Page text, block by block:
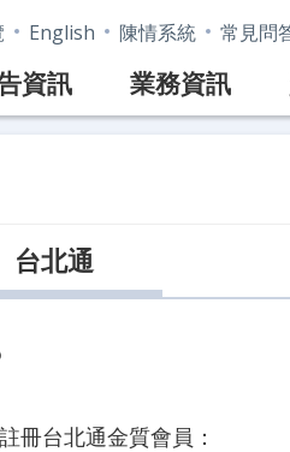
English 陳情系統 常見問
資訊 業務資訊
台北通
冊台北通金質會員：